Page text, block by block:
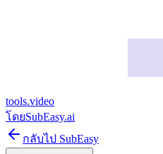
tools.video
โดยSubEasy.ai
กลับไป SubEasy